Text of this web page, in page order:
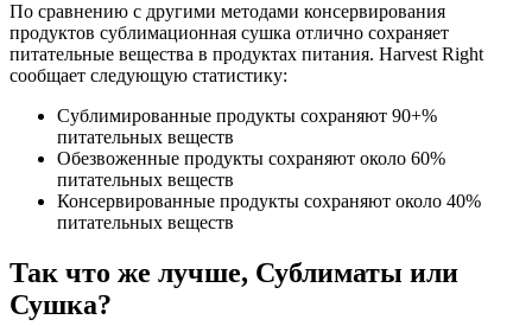
По сравнению с другими методами консервирования
продуктов сублимационная сушка отлично сохраняет
питательные вещества в продуктах питания. Harvest Right
сообщает следующую статистику:
Сублимированные продукты сохраняют 90+%
питательных веществ
Обезвоженные продукты сохраняют около 60%
питательных веществ
Консервированные продукты сохраняют около 40%
питательных веществ
Так что же лучше, Сублиматы или
Сушка?